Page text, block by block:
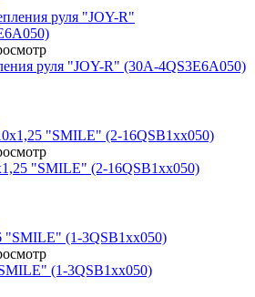
руля "JOY-R" (30А-4QS3E6A050)
"SMILE" (2-16QSB1xx050)
(1-3QSB1xx050)